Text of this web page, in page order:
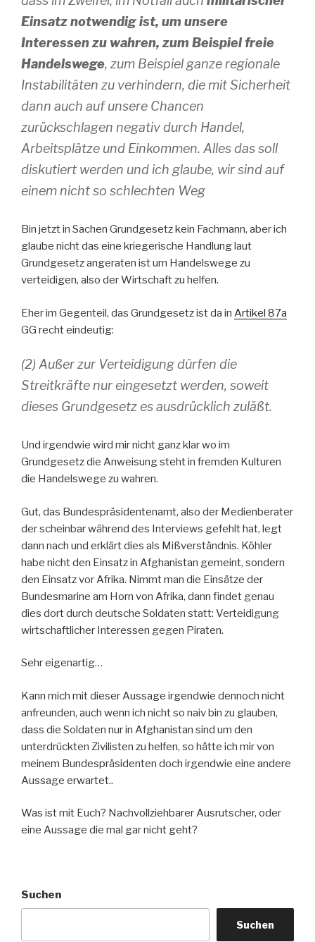
Einsatz notwendig ist, um unsere
Interessen zu wahren, zum Beispiel freie
Handelswege, zum Beispiel ganze regionale
Instabilitäten zu verhindern, die mit Sicherheit
dann auch auf unsere Chancen
zurückschlagen negativ durch Handel,
Arbeitsplätze und Einkommen. Alles das soll
diskutiert werden und ich glaube, wir sind auf
einem nicht so schlechten Weg
Bin jetzt in Sachen Grundgesetz kein Fachmann, aber ich
glaube nicht das eine kriegerische Handlung laut
Grundgesetz angeraten ist um Handelswege zu
verteidigen, also der Wirtschaft zu helfen.
Eher im Gegenteil, das Grundgesetz ist da in Artikel 87a
GG recht eindeutig:
(2) Außer zur Verteidigung dürfen die
Streitkräfte nur eingesetzt werden, soweit
dieses Grundgesetz es ausdrücklich zuläßt.
Und irgendwie wird mir nicht ganz klar wo im
Grundgesetz die Anweisung steht in fremden Kulturen
die Handelswege zu wahren.
Gut, das Bundespräsidentenamt, also der Medienberater
der scheinbar während des Interviews gefehlt hat, legt
dann nach und erklärt dies als Mißverständnis. Köhler
habe nicht den Einsatz in Afghanistan gemeint, sondern
den Einsatz vor Afrika. Nimmt man die Einsätze der
Bundesmarine am Horn von Afrika, dann findet genau
dies dort durch deutsche Soldaten statt: Verteidigung
wirtschaftlicher Interessen gegen Piraten.
Sehr eigenartig…
Kann mich mit dieser Aussage irgendwie dennoch nicht
anfreunden, auch wenn ich nicht so naiv bin zu glauben,
dass die Soldaten nur in Afghanistan sind um den
unterdrückten Zivilisten zu helfen, so hätte ich mir von
meinem Bundespräsidenten doch irgendwie eine andere
Aussage erwartet..
Was ist mit Euch? Nachvollziehbarer Ausrutscher, oder
eine Aussage die mal gar nicht geht?
Suchen
Suchen